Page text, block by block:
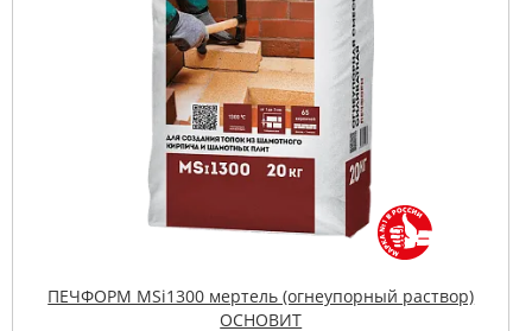
ПЕЧФОРМ MSi1300 мертель (огнеупорный раствор)
ОСНОВИТ